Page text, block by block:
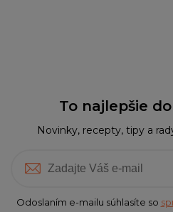
To najlepšie
Novinky, recepty, tipy a
Odoslaním e-mailu súhlasíte so